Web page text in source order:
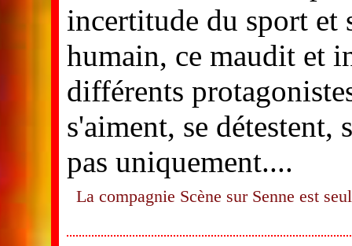
incertitude du sport et
humain, ce maudit et
différents
s'aiment, se
pas uniquement....
La compagnie Scène sur Senne est